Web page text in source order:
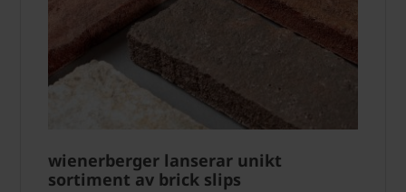
wienerberger lanserar unikt
sortiment av brick slips